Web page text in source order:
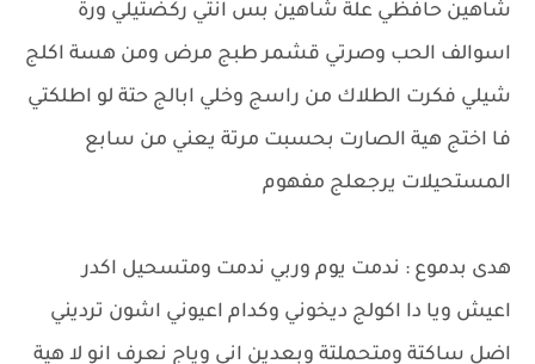
شاهين حافظي علة شاهين بس انتي ركضتيلي ورة
اسوالف الحب وصرتي قشمر طبج مرض ومن هسة اكلج
شيلي فكرت الطلاك من راسج وخلي ابالج حتة لو اطلكتي
فا اختج هية الصارت بحسبت مرتة يعني من سابع
المستحيلات يرجعلج مفهوم
هدى بدموع : ندمت يوم وربي ندمت ومتسحيل اكدر
اعيش ويا دا اكولج ديخوني وكدام اعيوني اشون ترديني
اضل ساكتة ومتحملتة وبعدين اني وياج نعرف انو لا هية